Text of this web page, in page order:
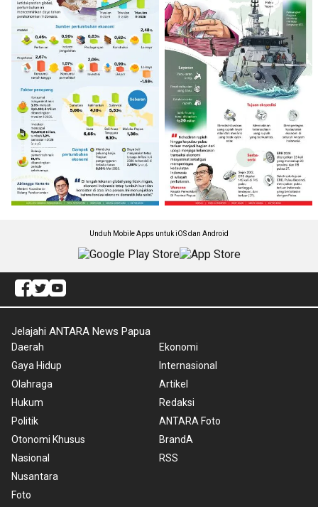
Unduh Mobile Apps untuk iOS dan Android
Jelajahi ANTARA News Papua
Daerah
Gaya Hidup
Olahraga
Hukum
Politik
Otonomi Khusus
Nasional
Nusantara
Foto
Ekonomi
Internasional
Artikel
Redaksi
ANTARA Foto
BrandA
RSS